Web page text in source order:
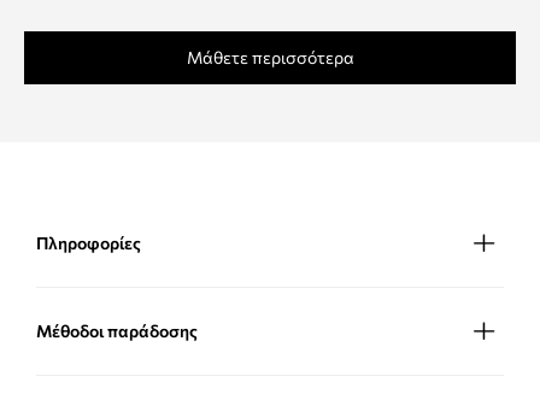
Μάθετε περισσότερα
Πληροφορίες
Μέθοδοι παράδοσης